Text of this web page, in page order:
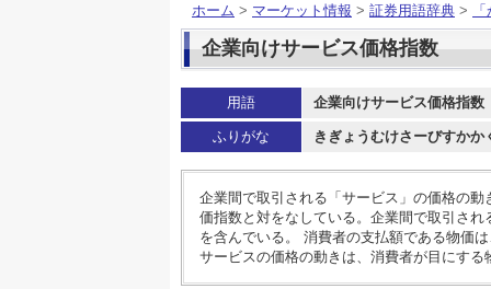
ホーム > マーケット情報 > 証券用語辞典 >
企業向けサービス価格指数
用語 企業向けサービス価格指数
ふりがな きぎょうむけさーびすかか
企業間で取引される「サービス」の価格の
価指数と対をなしている。企業間で取引さ
を含んでいる。 消費者の支払額である物価
サービスの価格の動きは、消費者が目にす